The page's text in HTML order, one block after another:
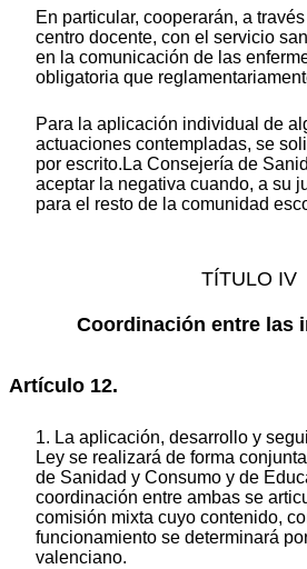
En particular, cooperarán, a
centro docente, con el servicio
en la comunicación de las
obligatoria que
Para la aplicación individual de
actuaciones contempladas, se
por escrito.La Consejería de
aceptar la negativa cuando, a su
para el resto de la comunidad
TÍTULO IV
Coordinación entre las
Artículo 12.
1. La aplicación, desarrollo y
Ley se realizará de forma
de Sanidad y Consumo y de
coordinación entre ambas se
comisión mixta cuyo contenido,
funcionamiento se determinará
valenciano.